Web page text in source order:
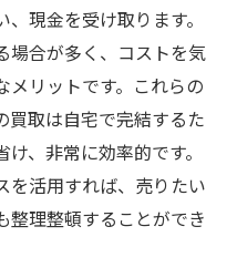
現金を受け取ります。
場合が多く、コストを気
メリットです。これらの
買取は自宅で完結するた
、非常に効率的です。
を活用すれば、売りたい
整理整頓することができ